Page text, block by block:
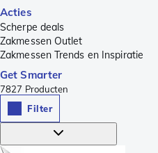
Acties
Scherpe deals
Zakmessen Outlet
Zakmessen Trends en Inspiratie
Get Smarter
7827 Producten
Filter